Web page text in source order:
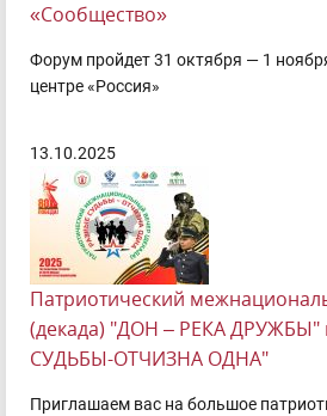
«Сообщество»
Форум пройдет 31 октября — 1
центре «Россия»
13.10.2025
Патриотический
(декада) "ДОН – РЕКА
СУДЬБЫ-ОТЧИЗНА ОДНА"
Приглашаем вас на большое